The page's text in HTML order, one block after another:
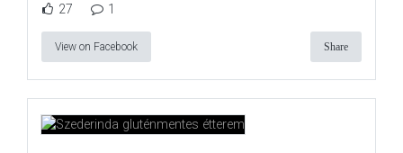
27 1
View on Facebook Share